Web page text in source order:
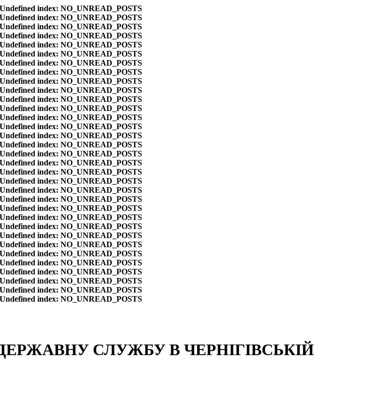
Undefined index: NO_UNREAD_POSTS
Undefined index: NO_UNREAD_POSTS
Undefined index: NO_UNREAD_POSTS
Undefined index: NO_UNREAD_POSTS
Undefined index: NO_UNREAD_POSTS
Undefined index: NO_UNREAD_POSTS
Undefined index: NO_UNREAD_POSTS
Undefined index: NO_UNREAD_POSTS
Undefined index: NO_UNREAD_POSTS
Undefined index: NO_UNREAD_POSTS
Undefined index: NO_UNREAD_POSTS
Undefined index: NO_UNREAD_POSTS
Undefined index: NO_UNREAD_POSTS
Undefined index: NO_UNREAD_POSTS
Undefined index: NO_UNREAD_POSTS
Undefined index: NO_UNREAD_POSTS
Undefined index: NO_UNREAD_POSTS
Undefined index: NO_UNREAD_POSTS
Undefined index: NO_UNREAD_POSTS
Undefined index: NO_UNREAD_POSTS
Undefined index: NO_UNREAD_POSTS
Undefined index: NO_UNREAD_POSTS
Undefined index: NO_UNREAD_POSTS
Undefined index: NO_UNREAD_POSTS
Undefined index: NO_UNREAD_POSTS
Undefined index: NO_UNREAD_POSTS
Undefined index: NO_UNREAD_POSTS
Undefined index: NO_UNREAD_POSTS
Undefined index: NO_UNREAD_POSTS
Undefined index: NO_UNREAD_POSTS
Undefined index: NO_UNREAD_POSTS
Undefined index: NO_UNREAD_POSTS
Undefined index: NO_UNREAD_POSTS
СЛУЖБУ В ЧЕРНІГІВСЬКІЙ